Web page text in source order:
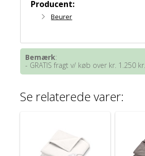
Producent:
Beurer
Bemærk:
- GRATIS fragt v/ køb over kr. 1.250 kr.
Se relaterede varer: